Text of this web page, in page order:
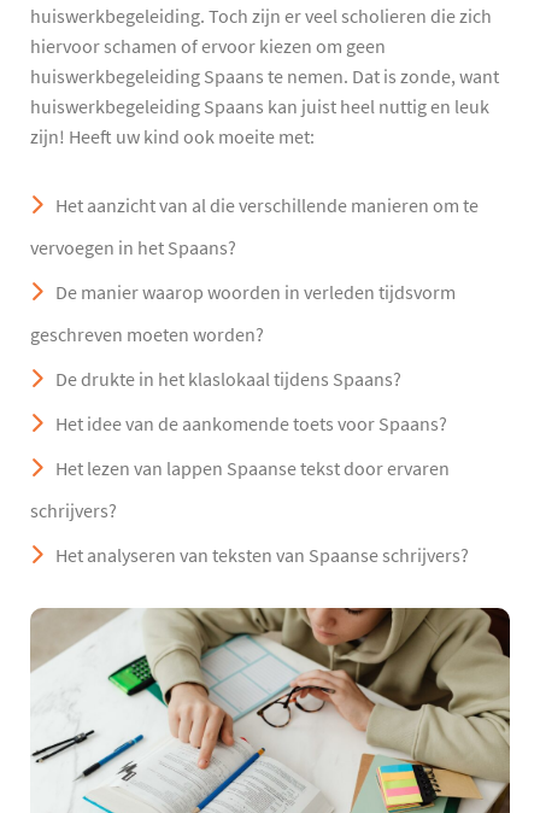
huiswerkbegeleiding. Toch zijn er veel scholieren die zich
hiervoor schamen of ervoor kiezen om geen
huiswerkbegeleiding Spaans te nemen. Dat is zonde, want
huiswerkbegeleiding Spaans kan juist heel nuttig en leuk
zijn! Heeft uw kind ook moeite met:
Het aanzicht van al die verschillende manieren om te
vervoegen in het Spaans?
De manier waarop woorden in verleden tijdsvorm
geschreven moeten worden?
De drukte in het klaslokaal tijdens Spaans?
Het idee van de aankomende toets voor Spaans?
Het lezen van lappen Spaanse tekst door ervaren
schrijvers?
Het analyseren van teksten van Spaanse schrijvers?